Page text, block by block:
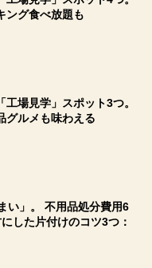
ング食べ放題も
場見学」スポット3つ。
グルメも味わえる
い」。 不用品処分費用6
した片付けのコツ3つ：